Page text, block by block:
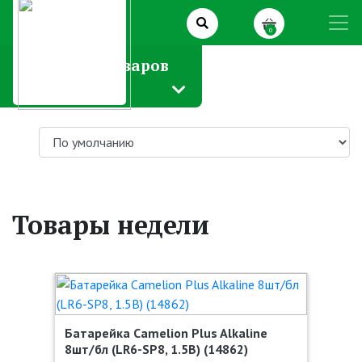
0
Каталог товаров
Товары недели
Батарейка Camelion Plus Alkaline
8шт/бл (LR6-SP8, 1.5В) (14862)